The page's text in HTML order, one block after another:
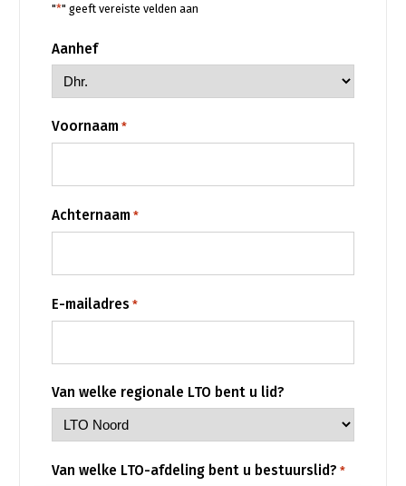
Gezonde dieren
Natuur, klimaat en energie
Bodem en water
Mens, ondernemerschap en onderwijs
Sectoren
Geitenhouderij
Konijnenhouderij
Akkerbouw
Bollenteelt
Multifunctionele landbouw
Vrouw en Bedrijf
Nieuws
Nieuwsabonnement
Webinars
"*" geeft vereiste velden aan
Aanhef
Voornaam *
Achternaam *
E-mailadres *
Van welke regionale LTO bent u lid?
Van welke LTO-afdeling bent u bestuurslid? *